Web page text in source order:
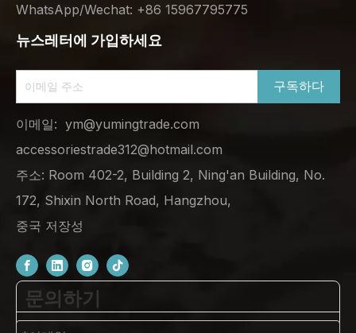
WhatsApp/Wechat: +86 15967795775
뉴스레터에 가입하세요
구독하다
이메일: ym@yumingtrade.com
accessoriestrade312@hotmail.com
주소: Room 402-2, Building 2, Ning'an Building, No.
172, Shixin North Road, Hangzhou,
중국 저장성
문의하기